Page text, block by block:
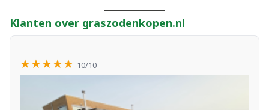
Klanten over graszodenkopen.nl
★★★★★ 10/10